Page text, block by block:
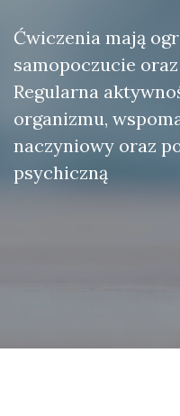
Ćwiczenia mają
samopoczucie
Regularna
organizmu,
naczyniowy oraz
psychiczną